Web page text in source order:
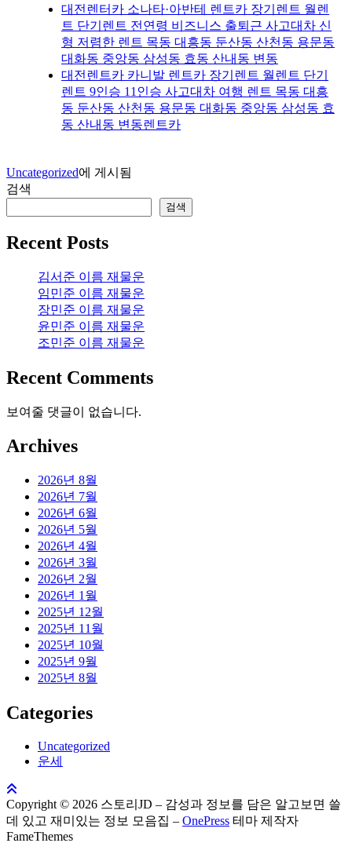
대전렌터카 소나타·아반테 렌트카 장기렌트 월렌
트 단기렌트 전연령 비즈니스 출퇴근 사고대차 신
형 저렴한 렌트 목동 대흥동 둔산동 산천동 용문동
대화동 중앙동 삼성동 효동 산내동 변동
대전렌트카 카니발 렌트카 장기렌트 월렌트 단기
렌트 9인승 11인승 사고대차 여행 렌트 목동 대흥
동 둔산동 산천동 용문동 대화동 중앙동 삼성동 효
동 산내동 변동렌트카
Uncategorized에 게시됨
검색
검색
Recent Posts
김서준 이름 재물운
임민준 이름 재물운
장민준 이름 재물운
윤민준 이름 재물운
조민준 이름 재물운
Recent Comments
보여줄 댓글이 없습니다.
Archives
2026년 8월
2026년 7월
2026년 6월
2026년 5월
2026년 4월
2026년 3월
2026년 2월
2026년 1월
2025년 12월
2025년 11월
2025년 10월
2025년 9월
2025년 8월
Categories
Uncategorized
운세
Copyright © 2026 스토리JD – 감성과 정보를 담은 알고보면 쓸
데 있고 재미있는 정보 모음집 – OnePress 테마 제작자
FameThemes